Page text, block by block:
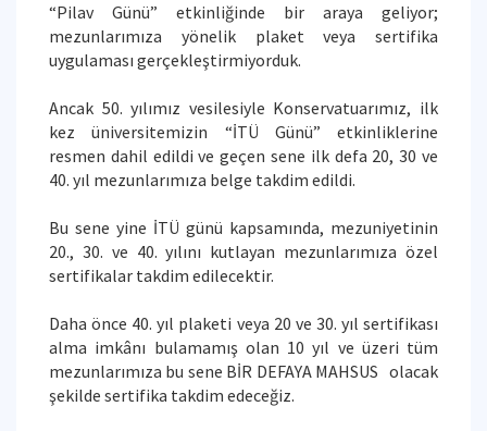
“Pilav Günü” etkinliğinde bir araya geliyor;
mezunlarımıza yönelik plaket veya sertifika
uygulaması gerçekleştirmiyorduk.
Ancak 50. yılımız vesilesiyle Konservatuarımız, ilk
kez üniversitemizin “İTÜ Günü” etkinliklerine
resmen dahil edildi ve geçen sene ilk defa 20, 30 ve
40. yıl mezunlarımıza belge takdim edildi.
Bu sene yine İTÜ günü kapsamında, mezuniyetinin
20., 30. ve 40. yılını kutlayan mezunlarımıza özel
sertifikalar takdim edilecektir.
Daha önce 40. yıl plaketi veya 20 ve 30. yıl sertifikası
alma imkânı bulamamış olan 10 yıl ve üzeri tüm
mezunlarımıza bu sene BİR DEFAYA MAHSUS olacak
şekilde sertifika takdim edeceğiz.